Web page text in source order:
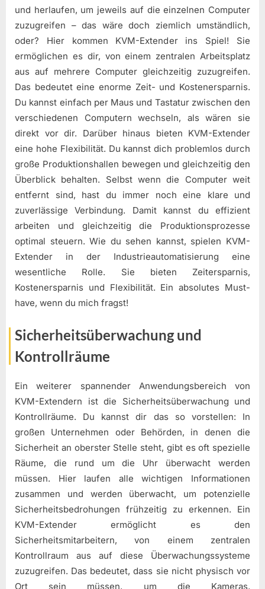
und herlaufen, um jeweils auf die einzelnen Computer
zuzugreifen – das wäre doch ziemlich umständlich,
oder? Hier kommen KVM-Extender ins Spiel! Sie
ermöglichen es dir, von einem zentralen Arbeitsplatz
aus auf mehrere Computer gleichzeitig zuzugreifen.
Das bedeutet eine enorme Zeit- und Kostenersparnis.
Du kannst einfach per Maus und Tastatur zwischen den
verschiedenen Computern wechseln, als wären sie
direkt vor dir. Darüber hinaus bieten KVM-Extender
eine hohe Flexibilität. Du kannst dich problemlos durch
große Produktionshallen bewegen und gleichzeitig den
Überblick behalten. Selbst wenn die Computer weit
entfernt sind, hast du immer noch eine klare und
zuverlässige Verbindung. Damit kannst du effizient
arbeiten und gleichzeitig die Produktionsprozesse
optimal steuern. Wie du sehen kannst, spielen KVM-
Extender in der Industrieautomatisierung eine
wesentliche Rolle. Sie bieten Zeitersparnis,
Kostenersparnis und Flexibilität. Ein absolutes Must-
have, wenn du mich fragst!
Sicherheitsüberwachung und
Kontrollräume
Ein weiterer spannender Anwendungsbereich von
KVM-Extendern ist die Sicherheitsüberwachung und
Kontrollräume. Du kannst dir das so vorstellen: In
großen Unternehmen oder Behörden, in denen die
Sicherheit an oberster Stelle steht, gibt es oft spezielle
Räume, die rund um die Uhr überwacht werden
müssen. Hier laufen alle wichtigen Informationen
zusammen und werden überwacht, um potenzielle
Sicherheitsbedrohungen frühzeitig zu erkennen. Ein
KVM-Extender ermöglicht es den
Sicherheitsmitarbeitern, von einem zentralen
Kontrollraum aus auf diese Überwachungssysteme
zuzugreifen. Das bedeutet, dass sie nicht physisch vor
Ort sein müssen, um die Kameras,